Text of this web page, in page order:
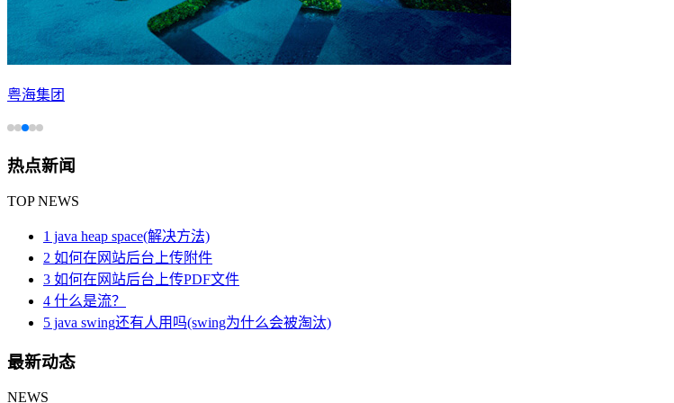
粤海集团
热点新闻
TOP NEWS
1 java heap space(解决方法)
2 如何在网站后台上传附件
3 如何在网站后台上传PDF文件
4 什么是流？
5 java swing还有人用吗(swing为什么会被淘汰)
最新动态
NEWS